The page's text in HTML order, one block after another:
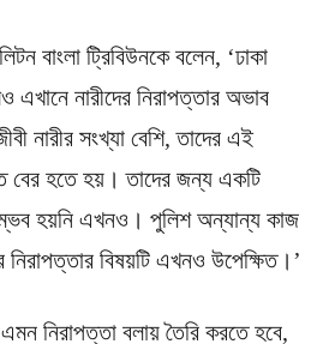
বাংলা ট্রিবিউনকে বলেন, ‘ঢাকা
এখানে নারীদের নিরাপত্তার অভাব
নারীর সংখ্যা বেশি, তাদের এই
বের হতে হয়। তাদের জন্য একটি
হয়নি এখনও। পুলিশ অন্যান্য কাজ
নিরাপত্তার বিষয়টি এখনও উপেক্ষিত।’
নিরাপত্তা বলায় তৈরি করতে হবে,